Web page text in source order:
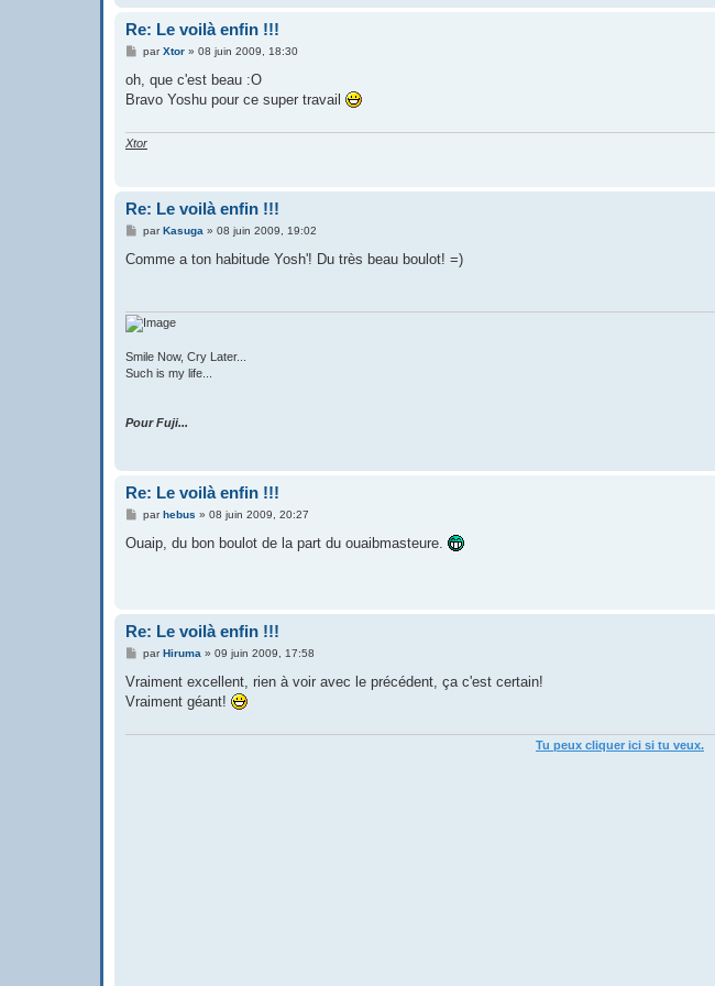
Re: Le voilà enfin !!!
M
s
s
a
parXtor» 08 juin 2009, 18:30
oh, que c'est beau :O
Bravo Yoshu pour ce super travail
Xtor
Re: Le voilà enfin !!!
M
s
parKasuga » 08 juin 2009, 19:02
Comme a ton habitude Yosh'! Du très beau boulot! =)
Smile Now, Cry Later...
Such is my life...
Pour Fuji...
Re: Le voilà enfin !!!
M
s
parhebus » 08 juin 2009, 20:27
Ouaip, du bon boulot de la part du ouaibmasteure.
Re: Le voilà enfin !!!
M
s
a
parHiruma » 09 juin 2009, 17:58
Vraiment excellent, rien à voir avec le précédent, ça c'est certain!
Vraiment géant!
Tu peux cliquer ici si tu veux.